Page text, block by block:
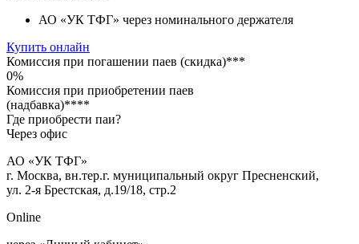
АО «УК ТФГ» через номинального держателя
Купить онлайн
Комиссия при погашении паев (скидка)***
0%
Комиссия при приобретении паев
(надбавка)****
Где приобрести паи?
Через офис
АО «УК ТФГ»
г. Москва, вн.тер.г. муниципальный округ Пресненский,
ул. 2-я Брестская, д.19/18, стр.2
Online